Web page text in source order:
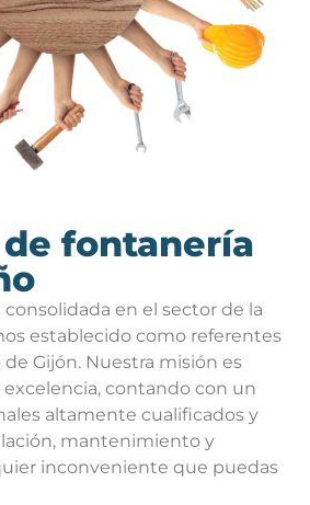
fontanería
en el sector de la
establecido como referentes
Gijón. Nuestra misión es
contando con un
altamente cualificados y
mantenimiento y
inconveniente que puedas